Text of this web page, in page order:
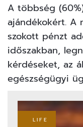
A többség
ajándékokért. A
szokott pénzt
időszakban,
kérdéseket, az
egészségügyi
LIFE